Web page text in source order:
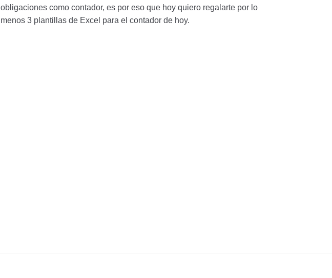
obligaciones como contador, es por eso que hoy quiero regalarte por lo
menos 3 plantillas de Excel para el contador de hoy.